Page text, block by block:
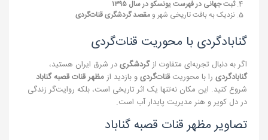
ثبت جهانی در فهرست یونسکو در سال ۱۳۹۵
نزدیک به بافت تاریخی شهر و مقصد گردشگری قنات‌گردی
گنابادگردی با محوریت قنات‌گردی
اگر به دنبال تجربه‌ای متفاوت ازگردشگریدر شرق ایران هستید،
گنابادگردی را با محوریتقنات‌گردیو بازدید ازمظهر قنات قصبه گناباد
شروع کنید. این مکان نه‌تنها یک اثر تاریخی است، بلکه روایت‌گر زندگی
در دل کویر و هنر مدیریت پایدار آب است.
تصاویر مظهر قنات قصبه گناباد